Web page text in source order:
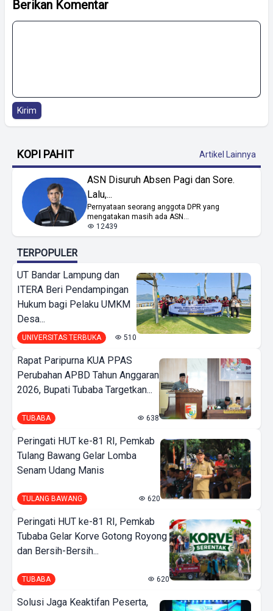
Berikan Komentar
Kirim
KOPI PAHIT Artikel Lainnya
ASN Disuruh Absen Pagi dan Sore.
Lalu,...
Pernyataan seorang anggota DPR yang
mengatakan masih ada ASN...
12439
TERPOPULER
UT Bandar Lampung dan
ITERA Beri Pendampingan
Hukum bagi Pelaku UMKM
Desa...
UNIVERSITAS TERBUKA 510
Rapat Paripurna KUA PPAS
Perubahan APBD Tahun Anggaran
2026, Bupati Tubaba Targetkan...
TUBABA 638
Peringati HUT ke-81 RI, Pemkab
Tulang Bawang Gelar Lomba
Senam Udang Manis
TULANG BAWANG 620
Peringati HUT ke-81 RI, Pemkab
Tubaba Gelar Korve Gotong Royong
dan Bersih-Bersih...
TUBABA 620
Solusi Jaga Keaktifan Peserta,